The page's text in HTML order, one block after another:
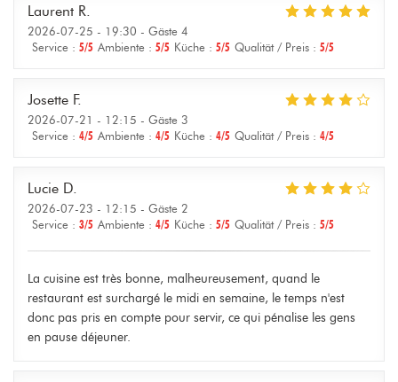
Laurent R
2026-07-25 - 19:30 - Gäste 4
Service : 5/5 Ambiente : 5/5 Küche : 5/5 Qualität / Preis : 5/5
Josette F
2026-07-21 - 12:15 - Gäste 3
Service : 4/5 Ambiente : 4/5 Küche : 4/5 Qualität / Preis : 4/5
Lucie D
2026-07-23 - 12:15 - Gäste 2
Service : 3/5 Ambiente : 4/5 Küche : 5/5 Qualität / Preis : 5/5
La cuisine est très bonne, malheureusement, quand le
restaurant est surchargé le midi en semaine, le temps n'est
donc pas pris en compte pour servir, ce qui pénalise les gens
en pause déjeuner.